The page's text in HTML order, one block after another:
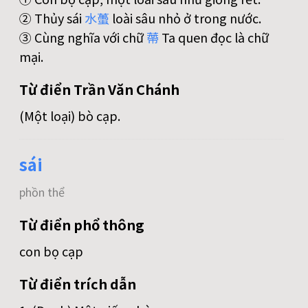
② Thủy sái 水蠆 loài sâu nhỏ ở trong nước.
③ Cùng nghĩa với chữ蔕 Ta quen đọc là chữ
mại.
Từ điển Trần Văn Chánh
(Một loại) bò cạp.
sái
phồn thể
Từ điển phổ thông
con bọ cạp
Từ điển trích dẫn